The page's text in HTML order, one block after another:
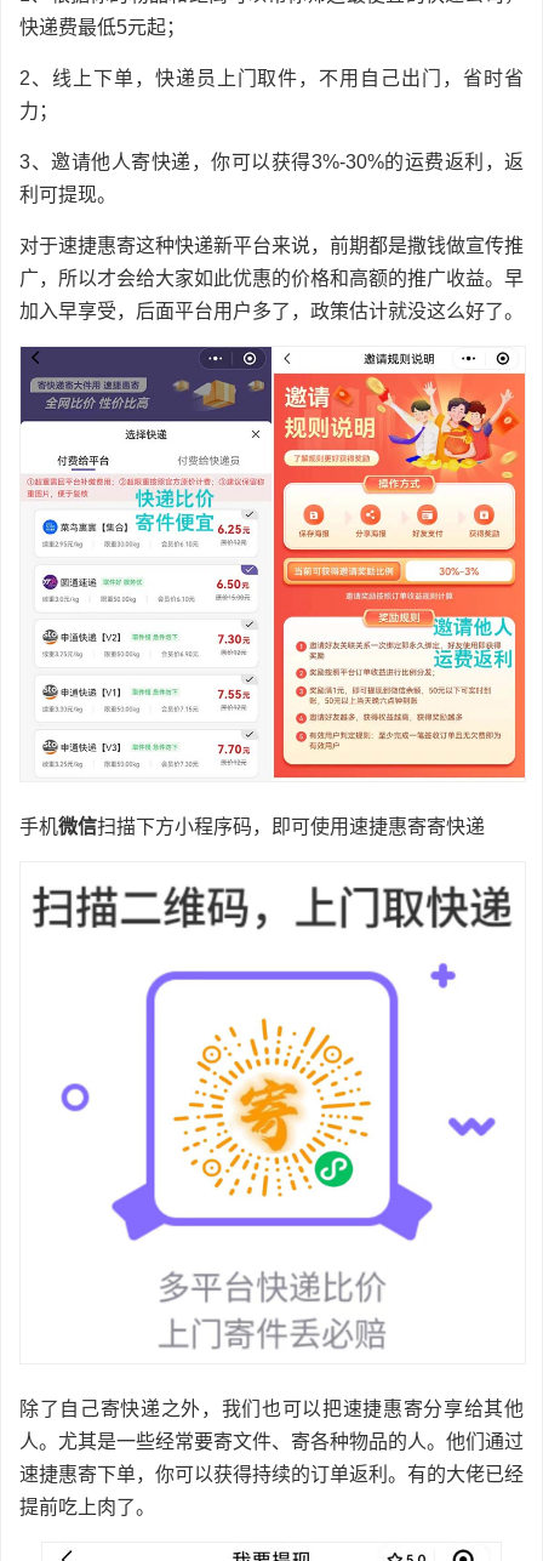
快递费最低5元起；
2、线上下单，快递员上门取件，不用自己出门，省时省
力；
3、邀请他人寄快递，你可以获得3%-30%的运费返利，返
利可提现。
对于速捷惠寄这种快递新平台来说，前期都是撒钱做宣传推
广，所以才会给大家如此优惠的价格和高额的推广收益。早
加入早享受，后面平台用户多了，政策估计就没这么好了。
手机微信扫描下方小程序码，即可使用速捷惠寄寄快递
除了自己寄快递之外，我们也可以把速捷惠寄分享给其他
人。尤其是一些经常要寄文件、寄各种物品的人。他们通过
速捷惠寄下单，你可以获得持续的订单返利。有的大佬已经
提前吃上肉了。